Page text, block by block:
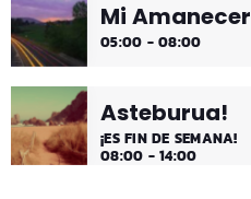
Mi Amanecer
05:00 - 08:00
Asteburua!
¡ES FIN DE SEMANA!
08:00 - 14:00